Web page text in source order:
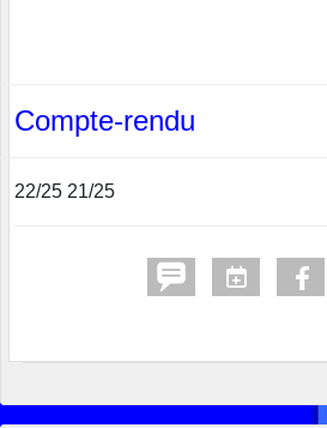
Compte-rendu
22/25 21/25